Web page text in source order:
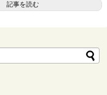
記事を読む